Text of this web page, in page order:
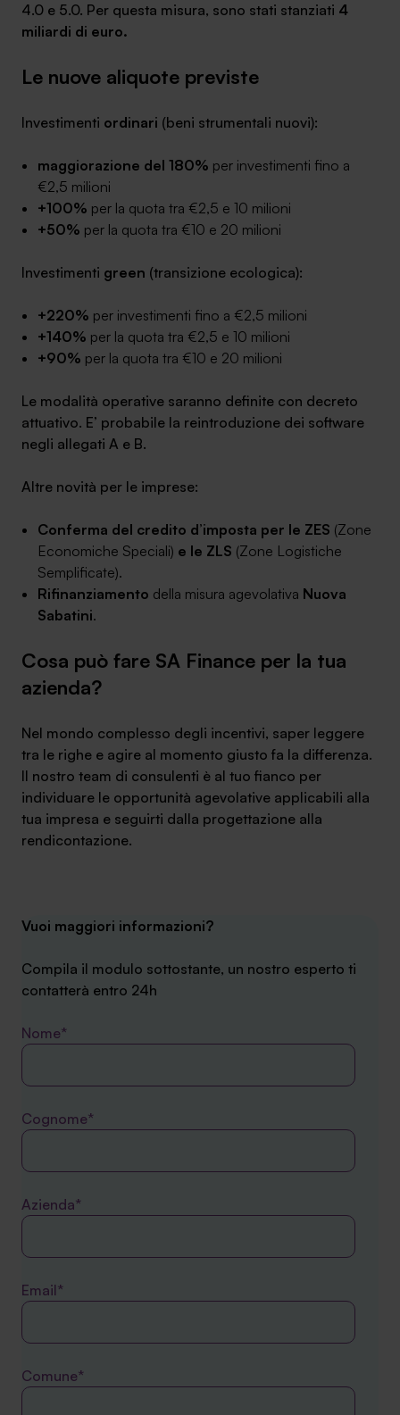
4.0 e 5.0. Per questa misura, sono stati stanziati 4
miliardi di euro.
Le nuove aliquote previste
Investimenti ordinari (beni strumentali nuovi):
maggiorazione del 180% per investimenti fino a
€2,5 milioni
+100% per la quota tra €2,5 e 10 milioni
+50% per la quota tra €10 e 20 milioni
Investimenti green (transizione ecologica):
+220% per investimenti fino a €2,5 milioni
+140% per la quota tra €2,5 e 10 milioni
+90% per la quota tra €10 e 20 milioni
Le modalità operative saranno definite con decreto
attuativo. E’ probabile la reintroduzione dei software
negli allegati A e B.
Altre novità per le imprese:
Conferma del credito d’imposta per le ZES (Zone
Economiche Speciali) e le ZLS (Zone Logistiche
Semplificate).
Rifinanziamento della misura agevolativa Nuova
Sabatini.
Cosa può fare SA Finance per la tua
azienda?
Nel mondo complesso degli incentivi, saper leggere
tra le righe e agire al momento giusto fa la differenza.
Il nostro team di consulenti è al tuo fianco per
individuare le opportunità agevolative applicabili alla
tua impresa e seguirti dalla progettazione alla
rendicontazione.
Vuoi maggiori informazioni?
Compila il modulo sottostante, un nostro esperto ti
contatterà entro 24h
Nome*
Cognome*
Azienda*
Email*
Comune*